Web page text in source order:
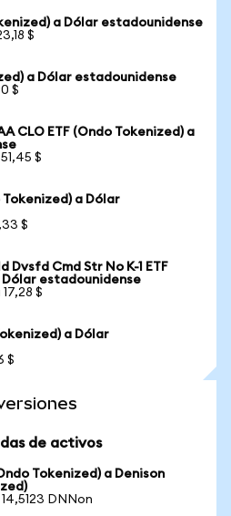
a Dólar estadounidense
$
a Dólar estadounidense
$
CLO ETF (Ondo Tokenized) a
$
a Dólar
$
Dvsfd Cmd Str No K-1 ETF
Dólar estadounidense
$
a Dólar
$
de activos
Tokenized) a Denison
DNNon